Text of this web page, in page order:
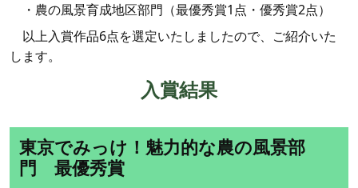
・農の風景育成地区部門（最優秀賞1点・優秀賞2点）
以上入賞作品6点を選定いたしましたので、ご紹介いた
します。
入賞結果
東京でみっけ！魅力的な農の風景部
門 最優秀賞